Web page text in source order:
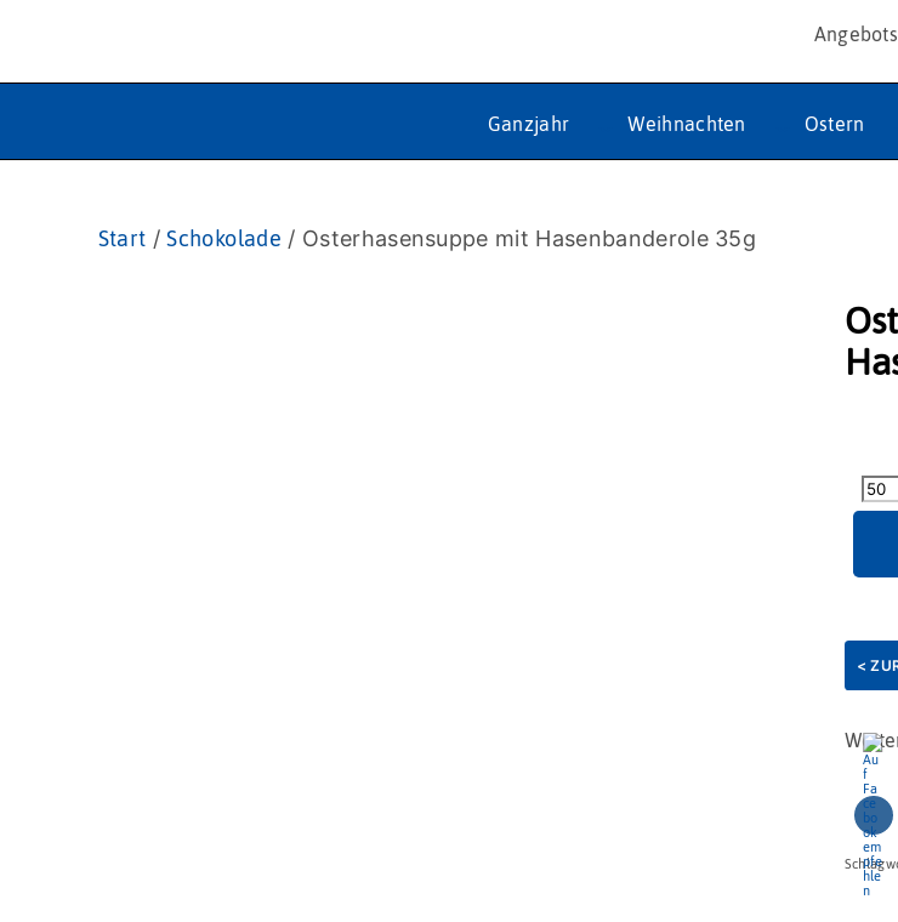
Ganzjahr Weihnachten Ostern
Start /Schokolade / Osterhasensuppe mit Hasenbanderole 35g
35g
<